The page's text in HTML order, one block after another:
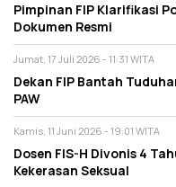
Pimpinan FIP Klarifikasi
Dokumen Resmi
Jumat, 17 Juli 2026 - 11:31 WITA
Dekan FIP Bantah
PAW
Kamis, 11 Juni 2026 - 19:01 WITA
Dosen FIS-H Divonis 4
Kekerasan Seksual